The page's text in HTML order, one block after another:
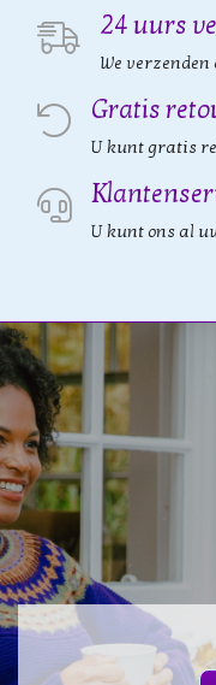
24 uurs
We
Gratis
U kunt gratis
U kunt ons al